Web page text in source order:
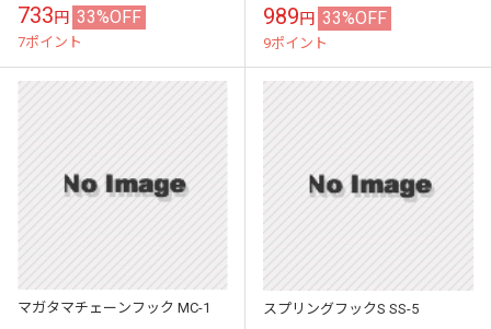
733円 33%OFF
7ポイント
989円 33%OFF
9ポイント
マガタマチェーンフック MC-1 スプリングフックS SS-5